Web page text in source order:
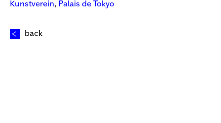
Kunstverein, Palais de Tokyo
back